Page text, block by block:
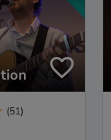
(51)